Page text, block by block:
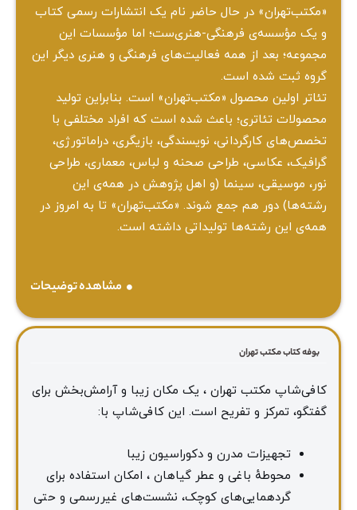
«مکتب‌تهران» در حال حاضر نام یک انتشارات رسمی کتاب
و یک مؤسسه‌ی فرهنگی-هنری‌ست؛ اما مؤسسات این
مجموعه؛ بعد از همه‌ فعالیت‌های فرهنگی و هنری دیگر این
گروه ثبت شده است.
تئاتر اولین محصول «مکتب‌تهران» است. بنابراین تولید
محصولات تئاتری؛ باعث شده است که افراد مختلفی با
تخصص‌های کارگردانی، نویسندگی، بازیگری، دراماتورژی،
گرافیک، عکاسی، طراحی ‌صحنه و لباس، معماری، طراحی
نور، موسیقی، سینما (و اهل پژوهش در همه‌ی این
رشته‌ها) دور هم جمع شوند. «مکتب‌تهران» تا به امروز در
همه‌ی این رشته‌ها تولیداتی داشته است.
مشاهده توضیحات
بوفه کتاب مکتب تهران
کافی‌شاپ مکتب تهران ، یک مکان زیبا و آرامش‌بخش برای
گفتگو، تمرکز و تفریح است. این کافی‌شاپ با:
تجهیزات مدرن و دکوراسیون زیبا
محوطهٔ باغی و عطر گیاهان ، امکان استفاده برای
گردهمایی‌های کوچک، نشست‌های غیررسمی و حتی